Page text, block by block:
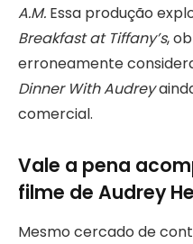
A.M. Essa produção
Breakfast at Tiffany’s,
erroneamente
Dinner With Audrey
comercial.
Vale a pena
filme de Audrey
Mesmo cercado de